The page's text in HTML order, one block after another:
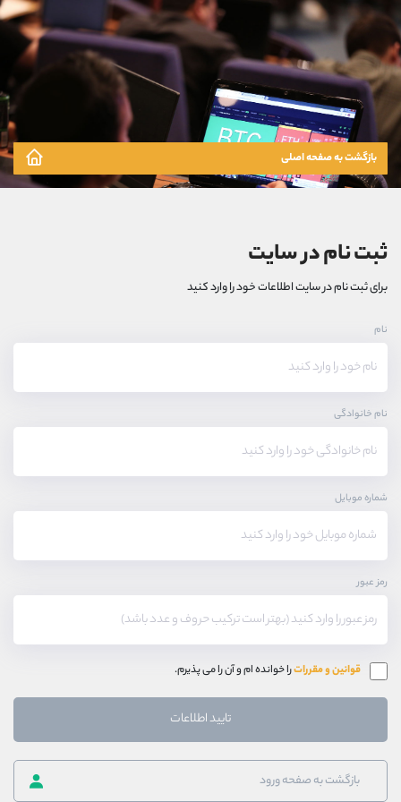
بازگشت به صفحه اصلی
ثبت نام در سایت
برای ثبت نام در سایت اطلاعات خود را وارد کنید
نام
نام خانوادگی
شماره موبایل
رمز عبور
قوانین و مقرراترا خوانده ام و آن را می پذیرم.
تایید اطلاعات
بازگشت به صفحه ورود